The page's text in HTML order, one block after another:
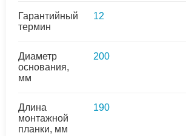
Гарантийный
термин
12
Диаметр
основания,
мм
200
Длина
монтажной
планки, мм
190